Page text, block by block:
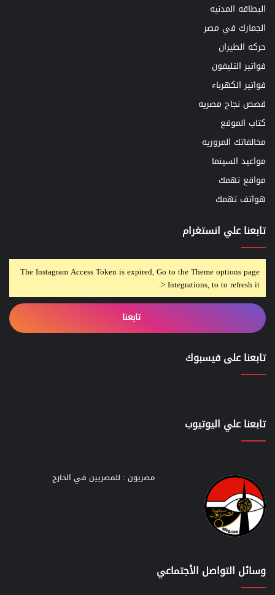
البطاقه المدنيه
الجمارك في مصر
حركه الطيران
فواتير التليفون
فواتير الكهرباء
قصص نجاح مصريه
كتاب الموقع
مخالفاتك المروريه
مواعيد السينما
مواقع تهمك
هواتف تهمك
تابعنا علي انستغرام
The Instagram Access Token is expired, Go to the Theme options page
> Integrations, to to refresh it.
تابعنا
تابعنا على فيسبوك
تابعنا علي اليوتيوب
مصريون : للمصريين في الخارج
وسائل التواصل الأجتماعي